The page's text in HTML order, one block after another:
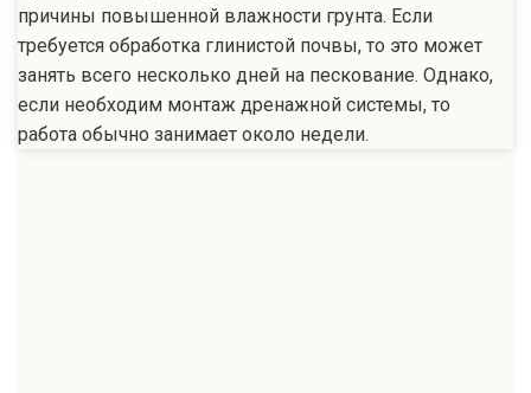
причины повышенной влажности грунта. Если
требуется обработка глинистой почвы, то это может
занять всего несколько дней на пескование. Однако,
если необходим монтаж дренажной системы, то
работа обычно занимает около недели.